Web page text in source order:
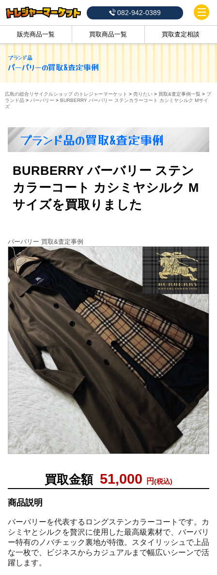
082-942-0389
販売商品一覧 買取商品一覧 買取査定相談
ブランド品
バーバリーの買取&査定事例
広島の総合リサイクルショップ のトレジャーマーケット > 売りたい> 買取&査定事例一覧 > ブ
ランド品> バーバリー > BURBERRY バーバリー ステンカラーコート カシミヤシルク Mサイ
ズ
ブランド品の買取&査定事例
BURBERRY バーバリー ステン
カラーコート カシミヤシルク M
サイズを買取りました
買取金額 51,000 円(税込)
商品説明
バーバリーを代表するロングステンカラーコートです。カ
シミヤとシルクを贅沢に使用した最高級素材で、バーバリ
ー特有のノバチェック裏地が特徴。スタイリッシュで上品
な一枚で、ビジネスからカジュアルまで幅広いシーンで活
躍します。
バーバリー 買取&査定事例